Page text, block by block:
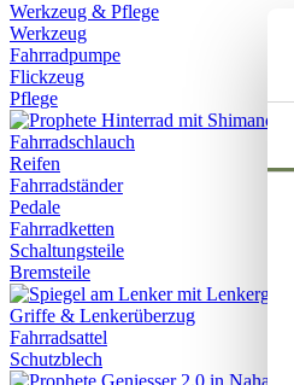
Werkzeug & Pflege
Werkzeug
Fahrradpumpe
Flickzeug
Pflege
Fahrradschlauch
Reifen
Fahrradständer
Pedale
Fahrradketten
Schaltungsteile
Bremsteile
Griffe & Lenkerüberzug
Fahrradsattel
Schutzblech